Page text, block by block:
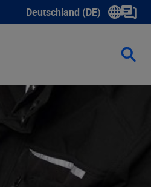
Deutschland (DE)
Show submenu for